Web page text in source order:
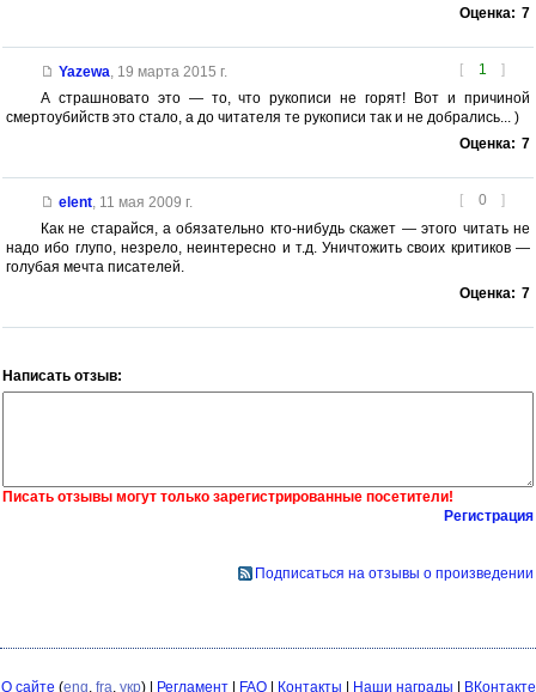
Оценка: 7
[ 1 ]
Yazewa 19 марта 2015 г.
А страшновато это — то, что рукописи не горят! Вот и причиной
смертоубийств это стало, а до читателя те рукописи так и не добрались... )
Оценка: 7
[ 0 ]
elent, 11 мая 2009 г.
Как не старайся, а обязательно кто-нибудь скажет — этого читать не
надо ибо глупо, незрело, неинтересно и т.д. Уничтожить своих критиков —
голубая мечта писателей.
Оценка: 7
Написать отзыв:
Писать отзывы могут только зарегистрированные посетители!
Регистрация
Подписаться на отзывы о произведении
О сайте (eng fra укр) | Регламент| FAQ| Контакты | Наши награды | ВКонтакте